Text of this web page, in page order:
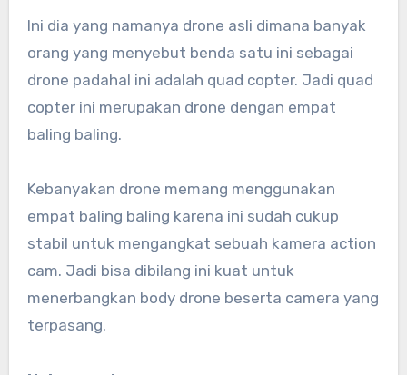
Ini dia yang namanya drone asli dimana banyak
orang yang menyebut benda satu ini sebagai
drone padahal ini adalah quad copter. Jadi quad
copter ini merupakan drone dengan empat
baling baling.
Kebanyakan drone memang menggunakan
empat baling baling karena ini sudah cukup
stabil untuk mengangkat sebuah kamera action
cam. Jadi bisa dibilang ini kuat untuk
menerbangkan body drone beserta camera yang
terpasang.